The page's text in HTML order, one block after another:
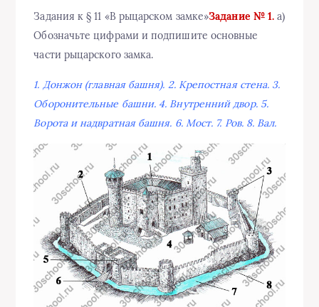
Задания к § 11 «В рыцарском замке»Задание № 1. а)
Обозначьте цифрами и подпишите основные
части рыцарского замка.
1. Донжон (главная башня). 2. Крепостная стена. 3.
Оборонительные башни. 4. Внутренний двор. 5.
Ворота и надвратная башня. 6. Мост. 7. Ров. 8. Вал.